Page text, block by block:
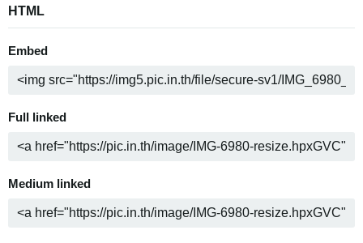
HTML
Embed
Full linked
Medium linked